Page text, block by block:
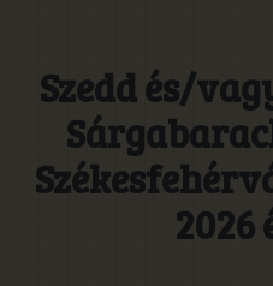
Szedd és/
2026